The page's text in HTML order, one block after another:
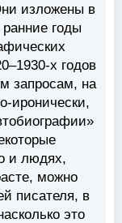
изложены в
годы
х годов
запросам, на
иронически,
и людях,
можно
писателя, в
это